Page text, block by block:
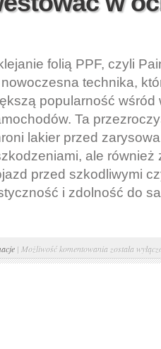
skuteczna
sukcesu
folią PPF, czyli
technika,
popularność wśród
Ta
lakier przed
ale również
przed szkodliwymi
i zdolność do
| Możliwość komentowania Zalety
oklejania
została